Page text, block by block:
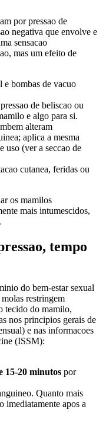
por pressao de
negativa que envolve e
sensacao
mas um efeito de
e bombas de vacuo
de beliscao ou
e algo para si.
alteram
aplica a mesma
uso (ver a seccao de
cutanea, feridas ou
os mamilos
mais intumescidos,
tempo
do bem-estar sexual
restringem
tecido do mamilo,
nos principios gerais de
e nas informacoes
(ISSM):
15-20 minutos por
Quanto mais
imediatamente apos a